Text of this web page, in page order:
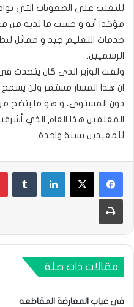
للتغلب على الصعوبات التي
مؤكدا أنه و حسب ما لديه
خدمات التعليم جيد و مماثل
الرسميين.
ولفت الوزير الذى كان يتحدث
ان هذا المسار مستمر ولن
دون المستوى، و هو ما يتضح من
المعلمين هذا العام الذي
للمعيدين بسنة واحدة.
لينكدإن
طباعة
مقالات ذات صلة
في غياب المعارضة المقاطعه